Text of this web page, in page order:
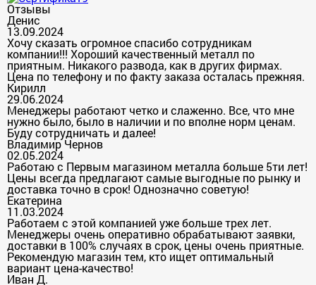
Отзывы
Денис
13.09.2024
Хочу сказать огромное спасибо сотрудникам
компании!!! Хороший качественный металл по
приятным. Никакого развода, как в других фирмах.
Цена по телефону и по факту заказа осталась прежняя.
Кирилл
29.06.2024
Менеджеры работают четко и слаженно. Все, что мне
нужно было, было в наличии и по вполне норм ценам.
Буду сотрудничать и далее!
Владимир Чернов
02.05.2024
Работаю с Первым магазином металла больше 5ти лет!
Цены всегда предлагают самые выгодные по рынку и
доставка точно в срок! Однозначно советую!
Екатерина
11.03.2024
Работаем с этой компанией уже больше трех лет.
Менеджеры очень оперативно обрабатывают заявки,
доставки в 100% случаях в срок, цены очень приятные.
Рекомендую магазин тем, кто ищет оптимальный
вариант цена-качество!
Иван Д.